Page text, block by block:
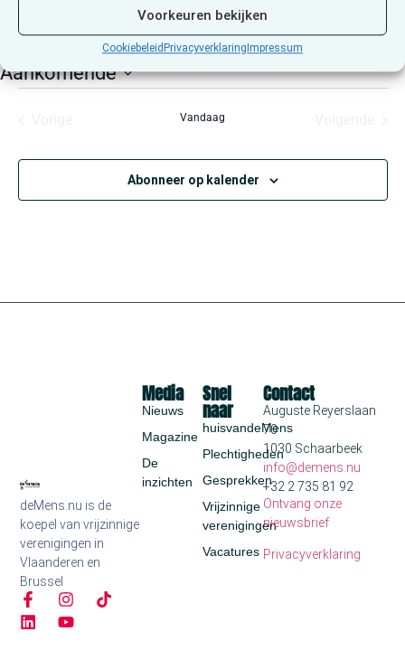
Voorkeuren bekijken
Cookiebeleid Privacyverklaring Impressum
Bericht Er zijn geen resultaten gevonden.
Aankomende
Selecteer
Vandaag
Abonneer op kalender
deMens.nu is de
koepel van vrijzinnige
verenigingen in
Vlaanderen en
Brussel
Snel
naar
huisvandeMens
Plechtigheden
Gesprekken
Vrijzinnige
verenigingen
Vacatures
Media
Nieuws
Magazine
De
inzichten
Contact
Auguste Reyerslaan
70
1030 Schaarbeek
info@demens.nu
+32 2 735 81 92
Ontvang onze
nieuwsbrief
Privacyverklaring